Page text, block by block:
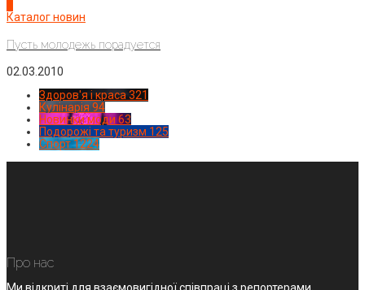
Каталог новин
Пусть молодежь порадуется
02.03.2010
Здоров'я і краса 321
Кулінарія 94
Новинки моди 63
Подорожі та туризм 125
Спорт1224
Про нас